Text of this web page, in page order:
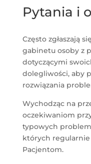
Pytania i
Często zgłaszają
gabinetu osoby z
dotyczącymi
dolegliwości, aby
rozwiązania
Wychodząc na
oczekiwaniom
typowych
których
Pacjentom.